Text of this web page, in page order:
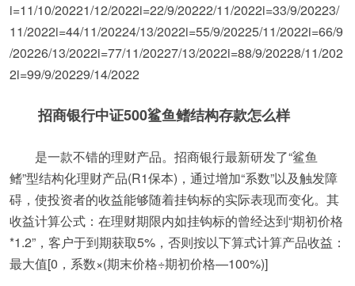
i=11/10/20221/12/2022i=22/9/20222/11/2022i=33/9/20223/
11/2022i=44/11/20224/13/2022i=55/9/20225/11/2022i=66/9
/20226/13/2022i=77/11/20227/13/2022i=88/9/20228/11/202
2i=99/9/20229/14/2022
招商银行中证500鲨鱼鳍结构存款怎么样
是一款不错的理财产品。招商银行最新研发了“鲨鱼
鳍”型结构化理财产品(R1保本)，通过增加“系数”以及触发障
碍，使投资者的收益能够随着挂钩标的实际表现而变化。其
收益计算公式：在理财期限内如挂钩标的曾经达到“期初价格
*1.2”，客户于到期获取5%，否则按以下算式计算产品收益：
最大值[0，系数×(期末价格÷期初价格—100%)]